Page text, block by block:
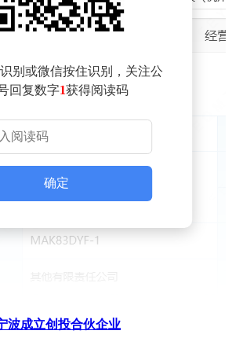
别或微信按住识别，关注公
回复数字1获得阅读码
确定
波成立创投合伙企业